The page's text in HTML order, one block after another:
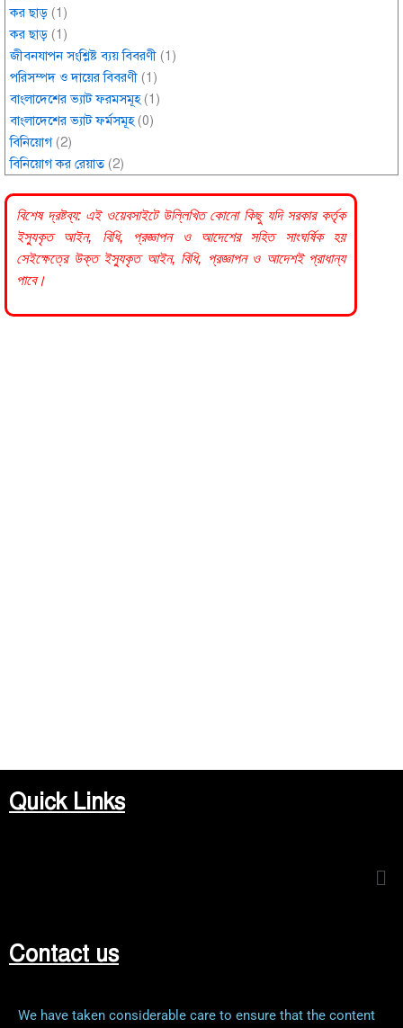
কর ছাড় (1)
কর ছাড় (1)
জীবনযাপন সংশ্লিষ্ট ব্যয় বিবরণী (1)
পরিসম্পদ ও দায়ের বিবরণী (1)
বাংলাদেশের ভ্যাট ফরমসমূহ(1)
বাংলাদেশের ভ্যাট ফর্মসমূহ(0)
বিনিয়োগ(2)
বিনিয়োগ কর রেয়াত(2)
বিশেষ দ্রষ্টব্য: এই ওয়েবসাইটে উল্লিখিত কোনো কিছু যদি সরকারকর্তৃক
ইস্যুকৃত আইন, বিধি, প্রজ্ঞাপন ও আদেশের সহিত সাংঘর্ষিক হয়
সেইক্ষেত্রে উক্ত ইস্যুকৃত আইন, বিধি, প্রজ্ঞাপন ও আদেশই প্রাধান্য
পাবে।
Quick Links
Contact us
We have taken considerable care to ensure that the content